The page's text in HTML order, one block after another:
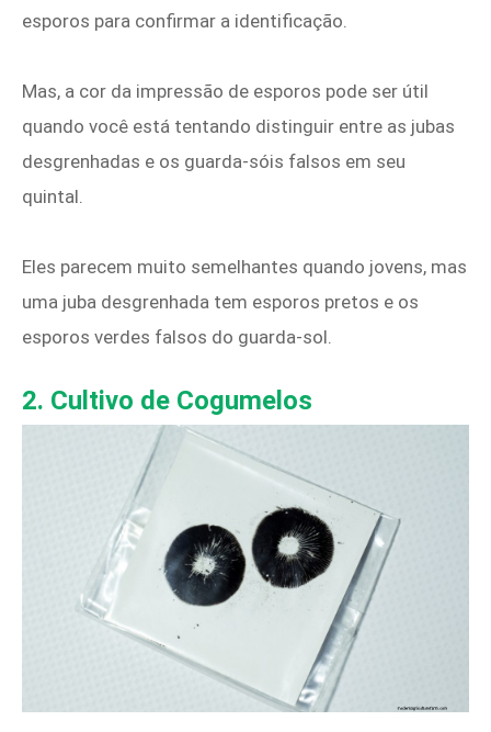
esporos para confirmar a identificação.
Mas, a cor da impressão de esporos pode ser útil
quando você está tentando distinguir entre as jubas
desgrenhadas e os guarda-sóis falsos em seu
quintal.
Eles parecem muito semelhantes quando jovens, mas
uma juba desgrenhada tem esporos pretos e os
esporos verdes falsos do guarda-sol.
2. Cultivo de Cogumelos